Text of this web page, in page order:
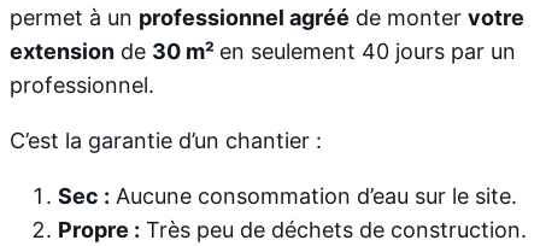
permet à un professionnel agréé de monter votre
extension de 30 m² en seulement 40 jours par un
professionnel.
C’est la garantie d’un chantier :
Sec : Aucune consommation d’eau sur le site.
Propre : Très peu de déchets de construction.